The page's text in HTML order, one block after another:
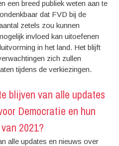
een breed publiek weten aan te
dat FVD bij de
zetels zou kunnen
invloed kan uitoefenen
in het land. Het blijft
zich zullen
tijdens de verkiezingen.
blijven van alle updates
Democratie en hun
2021?
alle updates en nieuws over